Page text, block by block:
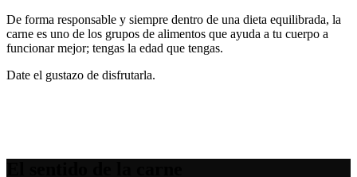
De forma responsable y siempre dentro de una dieta equilibrada, la
carne es uno de los grupos de alimentos que ayuda a tu cuerpo a
funcionar mejor; tengas la edad que tengas.
Date el gustazo de disfrutarla.